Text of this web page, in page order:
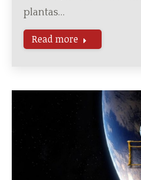
plantas…
Read more